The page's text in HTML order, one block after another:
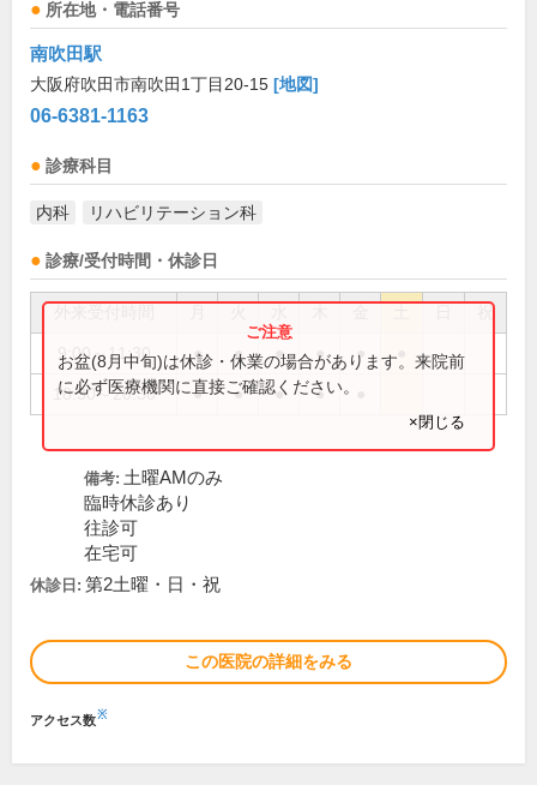
所在地・電話番号
南吹田駅
大阪府吹田市南吹田1丁目20-15 [地図]
06-6381-1163
診療科目
内科 リハビリテーション科
診療/受付時間・休診日
祝
9:00～11:30 ● ● ● ● ●
18:30～20:30 ● ● ● ●
お盆(8月中旬)は休診・休業の場合があります。来院前
に必ず医療機関に直接ご確認ください。
×閉じる
備考: 土曜AMのみ
臨時休診あり
往診可
在宅可
休診日: 第2土曜・日・祝
この医院の詳細をみる
アクセス数※